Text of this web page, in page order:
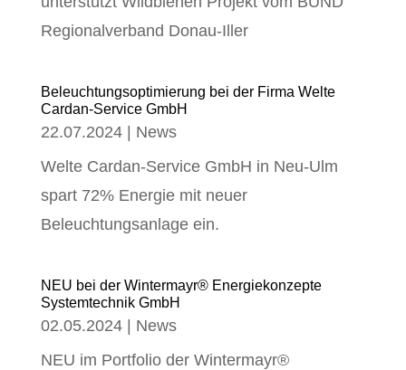
Regionalverband Donau-Iller
Beleuchtungsoptimierung bei der Firma Welte
Cardan-Service GmbH
22.07.2024| News
Welte Cardan-Service GmbH in Neu-Ulm
spart 72% Energie mit neuer
Beleuchtungsanlage ein.
NEU bei der Wintermayr® Energiekonzepte
Systemtechnik GmbH
02.05.2024| News
NEU im Portfolio der Wintermayr®